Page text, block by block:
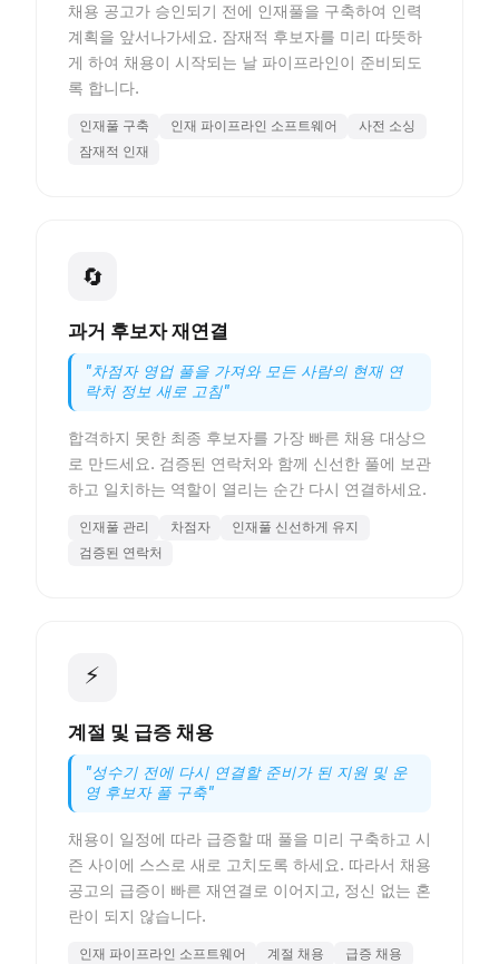
채용 공고가 승인되기 전에 인재풀을 구축하여 인력
계획을 앞서나가세요. 잠재적 후보자를 미리 따뜻하
게 하여 채용이 시작되는 날 파이프라인이 준비되도
록 합니다.
인재풀 구축 인재 파이프라인 소프트웨어
사전 소싱
잠재적 인재
🔄
과거 후보자 재연결
"차점자 영업 풀을 가져와 모든 사람의 현재 연
락처 정보 새로 고침"
합격하지 못한 최종 후보자를 가장 빠른 채용 대상으
로 만드세요. 검증된 연락처와 함께 신선한 풀에 보관
하고 일치하는 역할이 열리는 순간 다시 연결하세요.
인재풀 관리 차점자
인재풀 신선하게 유지
검증된 연락처
⚡
계절 및 급증 채용
"성수기 전에 다시 연결할 준비가 된 지원 및 운
영 후보자 풀 구축"
채용이 일정에 따라 급증할 때 풀을 미리 구축하고 시
즌 사이에 스스로 새로 고치도록 하세요. 따라서 채용
공고의 급증이 빠른 재연결로 이어지고, 정신 없는 혼
란이 되지 않습니다.
인재 파이프라인 소프트웨어 계절 채용 급증 채용